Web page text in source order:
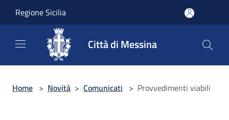
Regione Sicilia
Città di Messina
Home > Novità > Comunicati > Provvedimenti viabili